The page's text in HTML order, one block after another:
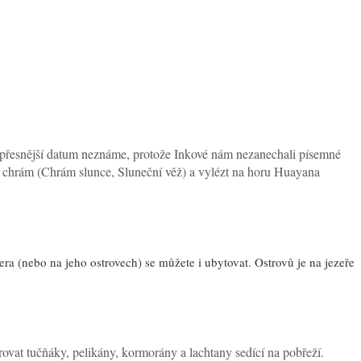
datum neznáme, protože Inkové nám nezanechali písemné
(Chrám slunce, Sluneční věž) a vylézt na horu Huayana
(nebo na jeho ostrovech) se můžete i ubytovat. Ostrovů je na jezeře
tučňáky, pelikány, kormorány a lachtany sedící na pobřeží.